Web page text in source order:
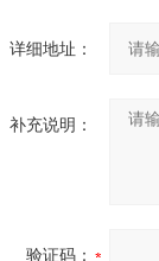
详细地址：
补充说明：
验证码：